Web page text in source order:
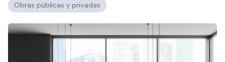
Obras públicas y privadas